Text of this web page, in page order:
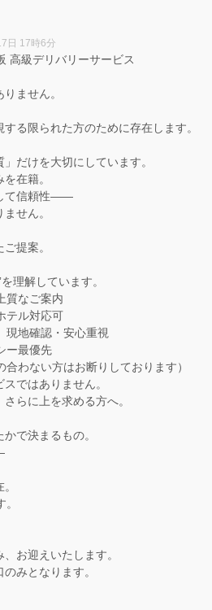
日 17時6分
高級デリバリーサービス
ません。
る限られた方のために存在します。
だけを大切にしています。
在籍。
て信頼性——
せん。
提案。
理解しています。
質なご案内
テル対応可
現地確認・安心重視
ー最優先
わない方はお断りしております）
ではありません。
らに上を求める方へ。
で決まるもの。
お迎えいたします。
みとなります。